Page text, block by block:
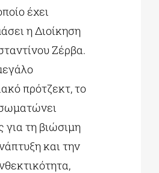
έχει
η Διοίκηση
Ζέρβα.
πρότζεκτ, το
για τη βιώσιμη
και την